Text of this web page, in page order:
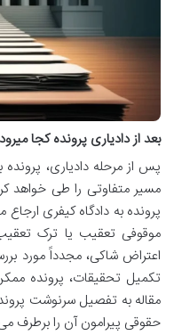
بعد از دادیاری پرونده کجا میرود
پس از مرحله دادیاری،
مسیر متفاوتی را طی خواهد
پرونده به دادگاه کیفری ارجاع
موقوفی تعقیب یا ترک
اعتراض شاکی، مجدداً مورد
تکمیل تحقیقات، پرونده
مقاله به تفصیل سرنوشت
حقوقی پیرامون آن را برطرف